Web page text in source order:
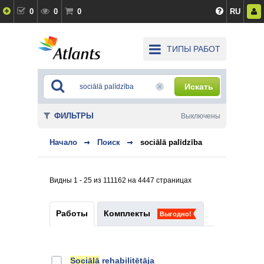
0 0 0 RU
ТИПЫ РАБОТ
Искать
Начало Поиск sociālā palīdzība
Видны 1 - 25 из 111162 на 4447 страницах
Работы Комплекты Выгодно!
Sociālā rehabilitētāja
ФИЛЬТРЫ Выключены